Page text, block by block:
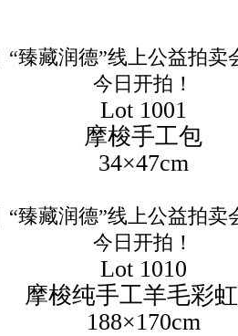
Lot 1001
摩梭手工包
34×47cm
Lot 1010
摩梭纯手工羊毛彩
188×170cm